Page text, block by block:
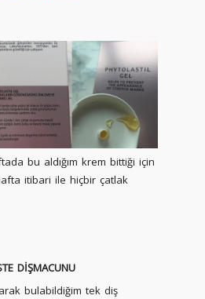
bu aldığım krem bittiği için
itibari ile hiçbir çatlak
DİŞMACUNU
bulabildiğim tek diş